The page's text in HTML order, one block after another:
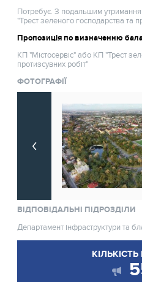
Потребує. З подальшим
"Трест зеленого господарства та
Пропозиція по визначенню
КП "Містосервіс" або КП "Трест
протизсувних робіт"
ФОТОГРАФІЇ
ВІДПОВІДАЛЬНІ ПІДРОЗДІЛИ
Департамент інфраструктури та